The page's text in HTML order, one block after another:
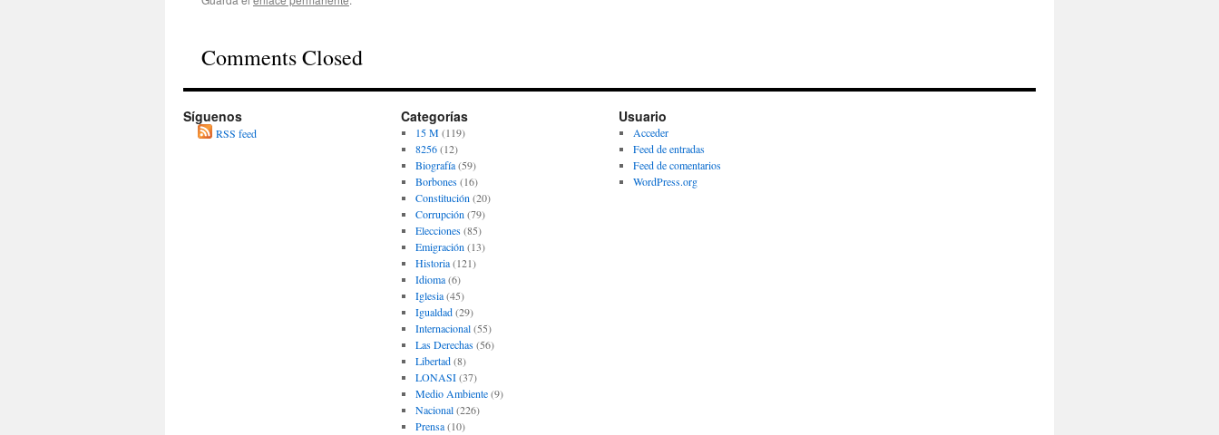
Comments Closed
Síguenos
RSS feed
Categorías
15 M(119)
8256(12)
Biografía(59)
Borbones(16)
Constitución (20)
Corrupción (79)
Elecciones(85)
Emigración (13)
Historia(121)
Idioma(6)
Iglesia(45)
Igualdad(29)
Internacional(55)
Las Derechas(56)
Libertad(8)
LONASI(37)
Medio Ambiente(9)
Nacional(226)
Prensa(10)
Usuario
Acceder
Feed de entradas
Feed de comentarios
WordPress.org